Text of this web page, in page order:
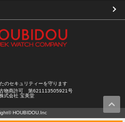
のセキュリティーを守ります
物商許可 第621113505921号
式会社 宝美堂
HOUBIDOU.Inc